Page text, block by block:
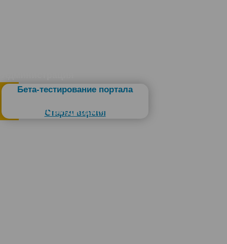
Бета-тестирование портала
Старая версия
Слабовидящим